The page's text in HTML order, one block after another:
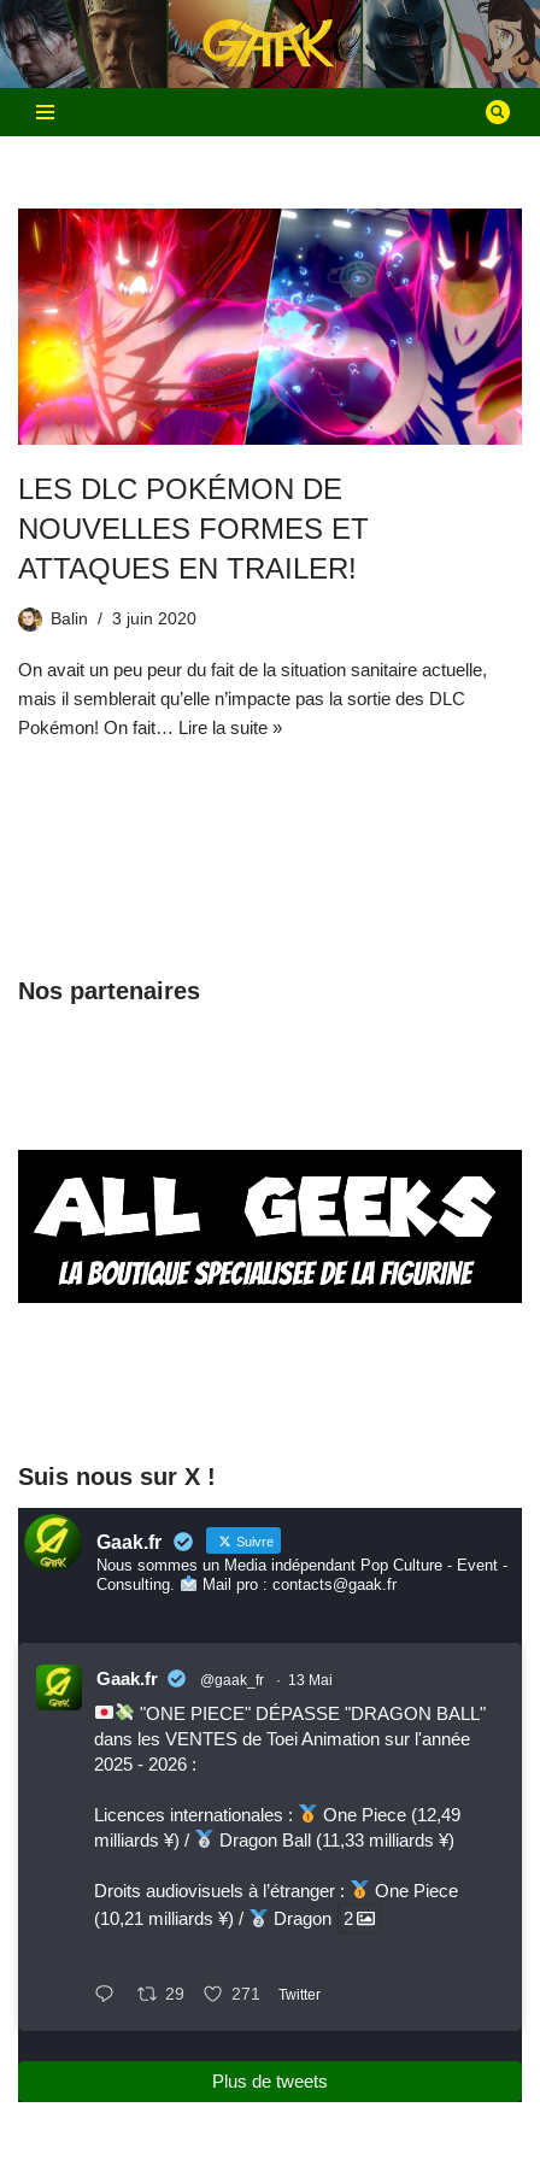
Aller
au
contenu
LES DLC POKÉMON DE
NOUVELLES FORMES ET
ATTAQUES EN TRAILER!
Balin 3 juin 2020
On avait un peu peur du fait de la situation sanitaire actuelle,
mais il semblerait qu’elle n’impacte pas la sortie des DLC
Pokémon! On fait… Lire la suite »
Nos partenaires
Suis nous sur X !
Gaak.fr Suivre
Nous sommes un Media indépendant Pop Culture - Event -
Consulting.
Mail pro : contacts@gaak.fr
Gaak.fr @gaak_fr · 13 Mai
"ONE PIECE" DÉPASSE "DRAGON BALL"
dans les VENTES de Toei Animation sur l'année
2025 - 2026 :
Licences internationales :
One Piece (12,49
milliards ¥) /
Dragon Ball (11,33 milliards ¥)
Droits audiovisuels à l’étranger :
One Piece
(10,21 milliards ¥) /
Dragon 2
29 271 Twitter
Plus de tweets